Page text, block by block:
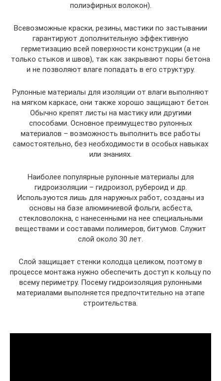
полиэфирных волокон).
Всевозможные краски, резины, мастики по застывании
гарантируют дополнительную эффективную
герметизацию всей поверхности конструкции (а не
только стыков и швов), так как закрывают поры бетона
и не позволяют влаге попадать в его структуру.
Рулонные материалы для изоляции от влаги выполняют
на мягком каркасе, они также хорошо защищают бетон.
Обычно крепят листы на мастику или другими
способами. Основное преимущество рулонных
материалов – возможность выполнить все работы
самостоятельно, без необходимости в особых навыках
или знаниях.
Наиболее популярные рулонные материалы для
гидроизоляции – гидроизол, рубероид и др.
Используются лишь для наружных работ, созданы из
основы на базе алюминиевой фольги, асбеста,
стекловолокна, с нанесенными на нее специальными
веществами и составами полимеров, битумов. Служит
слой около 30 лет.
Слой защищает стенки колодца целиком, поэтому в
процессе монтажа нужно обеспечить доступ к кольцу по
всему периметру. Посему гидроизоляция рулонными
материалами выполняется предпочтительно на этапе
строительства.